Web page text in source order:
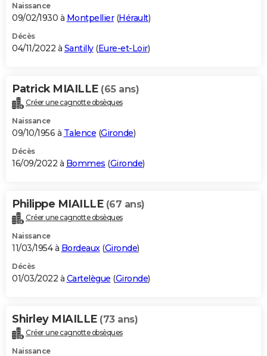
Naissance
09/02/1930 à Montpellier(Hérault)
Décès
04/11/2022 à Santilly(Eure-et-Loir)
Patrick MIAILLE (65 ans)
Créer une cagnotte obsèques
Naissance
09/10/1956 à Talence (Gironde)
Décès
16/09/2022 à Bommes (Gironde)
Philippe MIAILLE (67 ans)
Créer une cagnotte obsèques
Naissance
11/03/1954 à Bordeaux(Gironde)
Décès
01/03/2022 à Cartelègue (Gironde)
Shirley MIAILLE (73 ans)
Créer une cagnotte obsèques
Naissance